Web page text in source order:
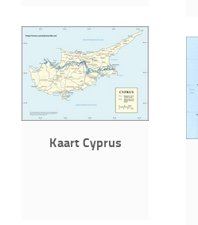
Kaart Cyprus